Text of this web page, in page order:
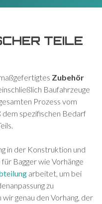
TEILE
Zubehör
Baufahrzeuge
Prozess vom
dem spezifischen Bedarf
in der Konstruktion und
Bagger wie Vorhänge
arbeitet, um bei
zu
genau den Vorhang, der